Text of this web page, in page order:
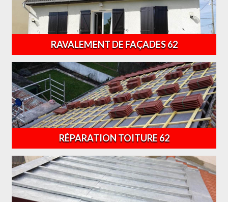
RAVALEMENT DE FAÇADES 62
RÉPARATION TOITURE 62